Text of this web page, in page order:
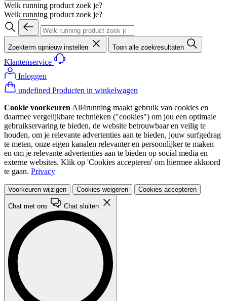
Welk running product zoek je?
Welk running product zoek je?
Zoekterm opnieuw instellen Toon alle zoekresultaten
Klantenservice
Inloggen
undefined Producten in winkelwagen
Cookie voorkeuren All4running maakt gebruik van cookies en
daarmee vergelijkbare technieken ("cookies") om jou een optimale
gebruikservaring te bieden, de website betrouwbaar en veilig te
houden, om je relevante advertenties aan te bieden, jouw surfgedrag
te meten, onze eigen kanalen relevanter en persoonlijker te maken
en om je relevante advertenties aan te bieden op social media en
externe websites. Klik op 'Cookies accepteren' om hiermee akkoord
te gaan. Privacy
Voorkeuren wijzigen Cookies weigeren Cookies accepteren
Chat met ons Chat sluiten